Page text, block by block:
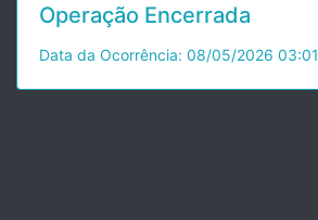
Operação Encerrada
Data da Ocorrência: 08/05/2026 03:01